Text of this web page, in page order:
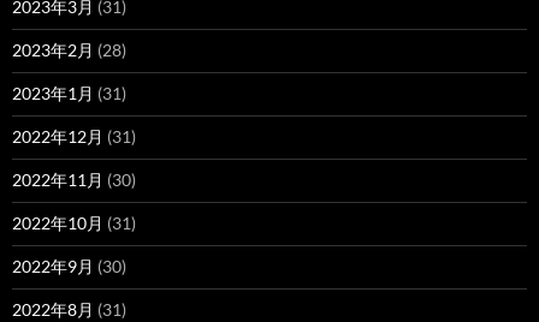
2023年3月 (31)
2023年2月 (28)
2023年1月 (31)
2022年12月 (31)
2022年11月 (30)
2022年10月 (31)
2022年9月 (30)
2022年8月 (31)